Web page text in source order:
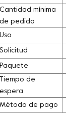
Cantidad mínima
de pedido
Uso
Solicitud
Paquete
Tiempo de
espera
Método de pago